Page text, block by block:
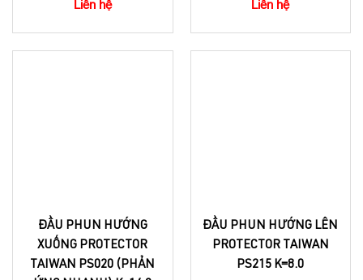
Liên hệ Liên hệ
ĐẦU PHUN HƯỚNG
XUỐNG PROTECTOR
TAIWAN PS020 (PHẢN
ĐẦU PHUN HƯỚNG LÊN
PROTECTOR TAIWAN
PS215 K=8.0